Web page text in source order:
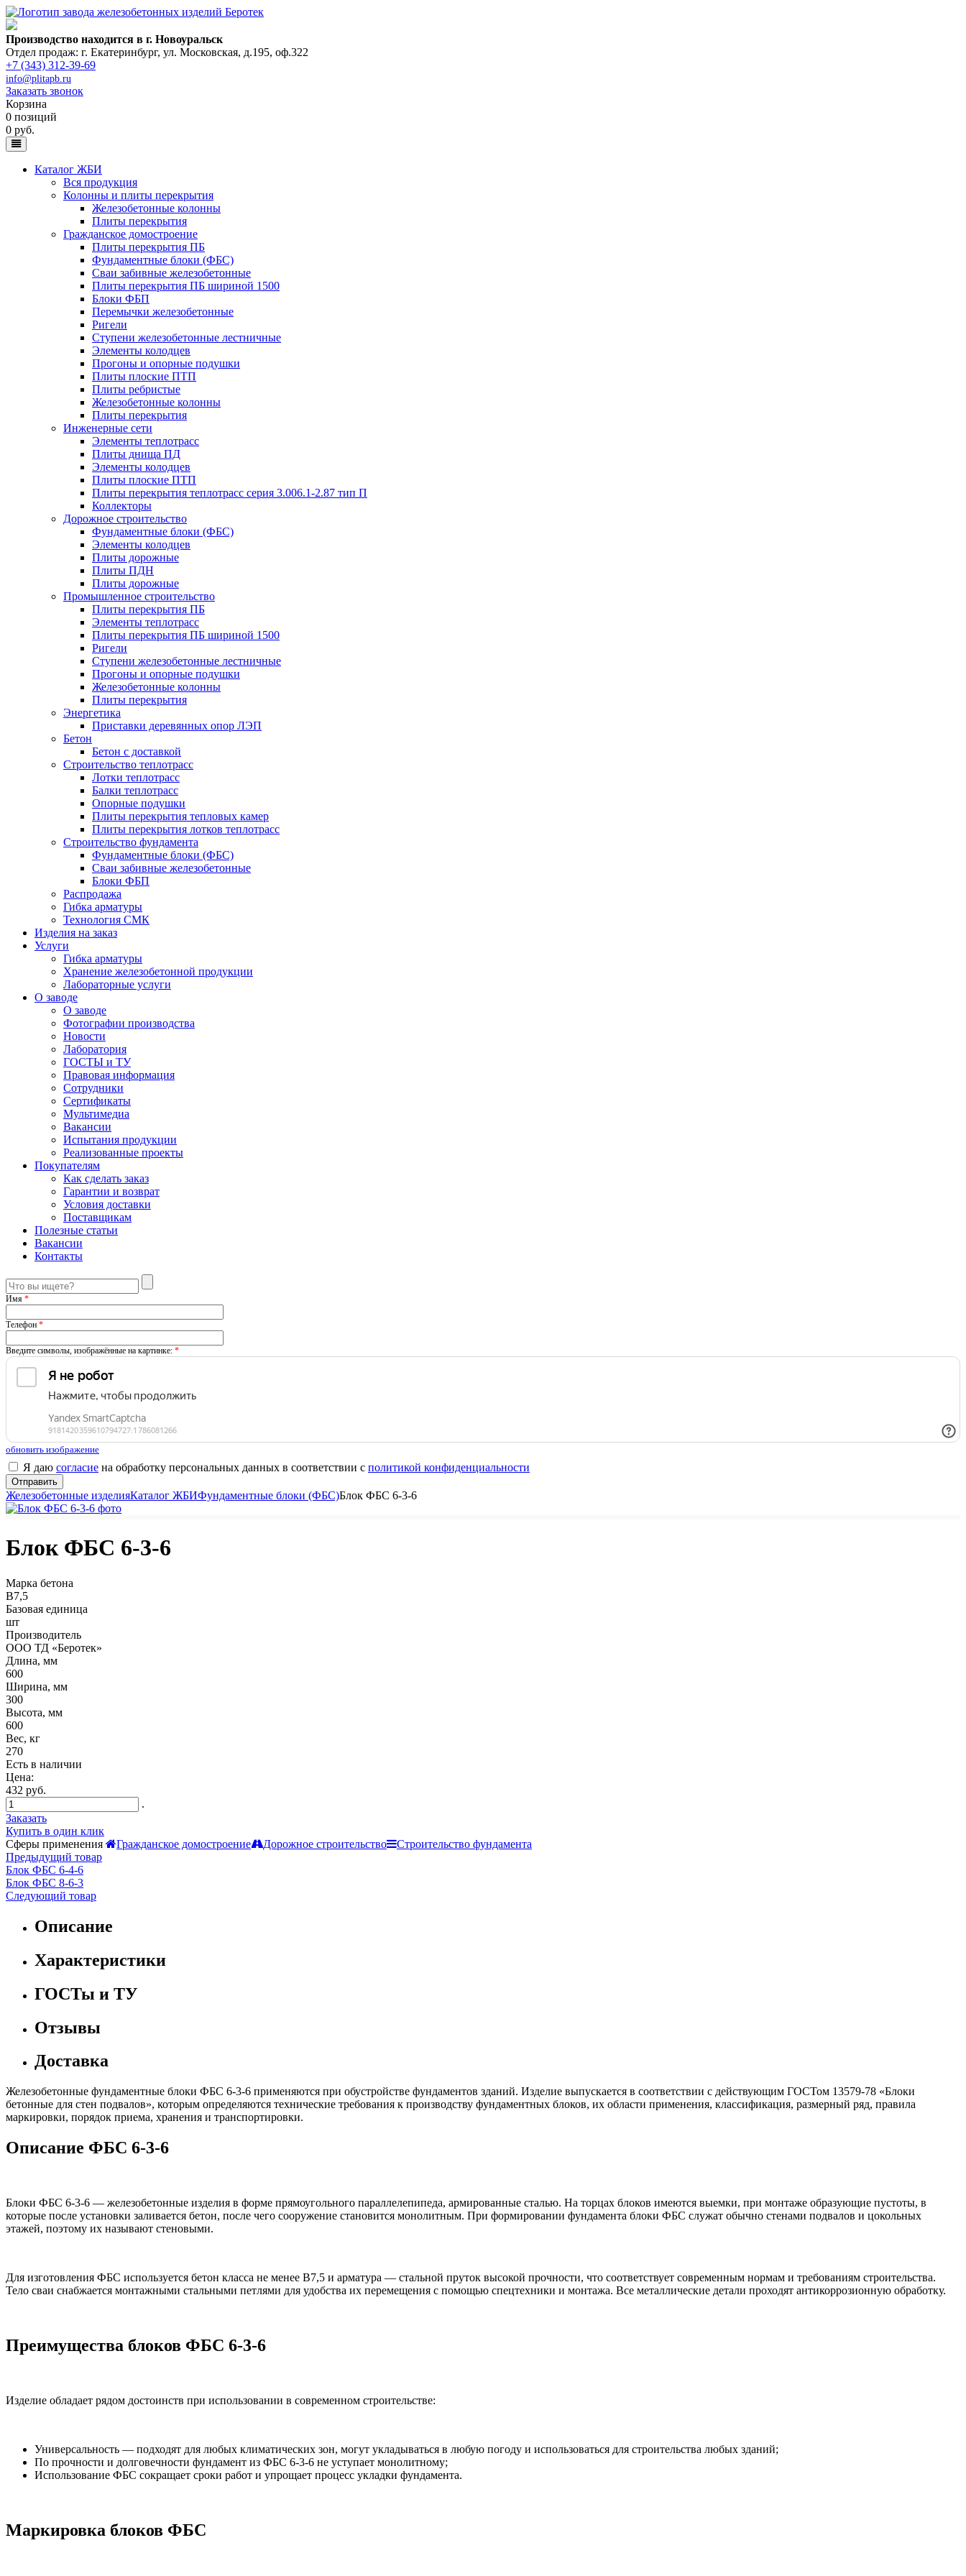
Производство находится в г. Новоуральск
Отдел продаж: г. Екатеринбург, ул. Московская, д.195, оф.322
+7 (343) 312-39-69
info@plitapb.ru
Заказать звонок
Корзина
0 позиций
0 руб.
Каталог ЖБИ
Вся продукция
Колонны и плиты перекрытия
Железобетонные колонны
Плиты перекрытия
Гражданское домостроение
Плиты перекрытия ПБ
Фундаментные блоки (ФБС)
Сваи забивные железобетонные
Плиты перекрытия ПБ шириной 1500
Блоки ФБП
Перемычки железобетонные
Ригели
Ступени железобетонные лестничные
Элементы колодцев
Прогоны и опорные подушки
Плиты плоские ПТП
Плиты ребристые
Железобетонные колонны
Плиты перекрытия
Инженерные сети
Элементы теплотрасс
Плиты днища ПД
Элементы колодцев
Плиты плоские ПТП
Плиты перекрытия теплотрасс серия 3.006.1-2.87 тип П
Коллекторы
Дорожное строительство
Фундаментные блоки (ФБС)
Элементы колодцев
Плиты дорожные
Плиты ПДН
Плиты дорожные
Промышленное строительство
Плиты перекрытия ПБ
Элементы теплотрасс
Плиты перекрытия ПБ шириной 1500
Ригели
Ступени железобетонные лестничные
Прогоны и опорные подушки
Железобетонные колонны
Плиты перекрытия
Энергетика
Приставки деревянных опор ЛЭП
Бетон
Бетон с доставкой
Строительство теплотрасс
Лотки теплотрасс
Балки теплотрасс
Опорные подушки
Плиты перекрытия тепловых камер
Плиты перекрытия лотков теплотрасс
Строительство фундамента
Фундаментные блоки (ФБС)
Сваи забивные железобетонные
Блоки ФБП
Распродажа
Гибка арматуры
Технология СМК
Изделия на заказ
Услуги
Гибка арматуры
Хранение железобетонной продукции
Лабораторные услуги
О заводе
О заводе
Фотографии производства
Новости
Лаборатория
ГОСТЫ и ТУ
Правовая информация
Сотрудники
Сертификаты
Мультимедиа
Вакансии
Испытания продукции
Реализованные проекты
Покупателям
Как сделать заказ
Гарантии и возврат
Условия доставки
Поставщикам
Полезные статьи
Вакансии
Контакты
Имя *
Телефон *
Введите символы, изображённые на картинке: *
обновить изображение
Я даю согласие на обработку персональных данных в соответствии с политикой конфиденциальности
Железобетонные изделияКаталог ЖБИФундаментные блоки (ФБС)Блок ФБС 6-3-6
Блок ФБС 6-3-6
Марка бетона
B7,5
Базовая единица
шт
Производитель
ООО ТД «Беротек»
Длина, мм
600
Ширина, мм
300
Высота, мм
600
Вес, кг
270
Есть в наличии
Цена:
432 руб.
.
Заказать
Купить в один клик
Сферы применения
Гражданское домостроение Дорожное строительство
Строительство фундамента
Предыдущий товар
Блок ФБС 6-4-6
Блок ФБС 8-6-3
Следующий товар
Описание
Характеристики
ГОСТы и ТУ
Отзывы
Доставка
Железобетонные фундаментные блоки ФБС 6-3-6 применяются при обустройстве фундаментов зданий. Изделие выпускается в соответствии с действующим ГОСТом 13579-78 «Блоки
бетонные для стен подвалов», которым определяются технические требования к производству фундаментных блоков, их области применения, классификация, размерный ряд, правила
маркировки, порядок приема, хранения и транспортировки.
Описание ФБС 6-3-6
Блоки ФБС 6-3-6 — железобетонные изделия в форме прямоугольного параллелепипеда, армированные сталью. На торцах блоков имеются выемки, при монтаже образующие пустоты, в
которые после установки заливается бетон, после чего сооружение становится монолитным. При формировании фундамента блоки ФБС служат обычно стенами подвалов и цокольных
этажей, поэтому их называют стеновыми.
Для изготовления ФБС используется бетон класса не менее B7,5 и арматура — стальной пруток высокой прочности, что соответствует современным нормам и требованиям строительства.
Тело сваи снабжается монтажными стальными петлями для удобства их перемещения с помощью спецтехники и монтажа. Все металлические детали проходят антикоррозионную обработку.
Преимущества блоков ФБС 6-3-6
Изделие обладает рядом достоинств при использовании в современном строительстве:
Универсальность — подходят для любых климатических зон, могут укладываться в любую погоду и использоваться для строительства любых зданий;
По прочности и долговечности фундамент из ФБС 6-3-6 не уступает монолитному;
Использование ФБС сокращает сроки работ и упрощает процесс укладки фундамента.
Маркировка блоков ФБС